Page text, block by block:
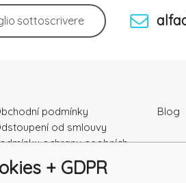
sottoscrivere
podmínky
od smlouvy
ochrany osobních
údajú
Blog
+ GDPR